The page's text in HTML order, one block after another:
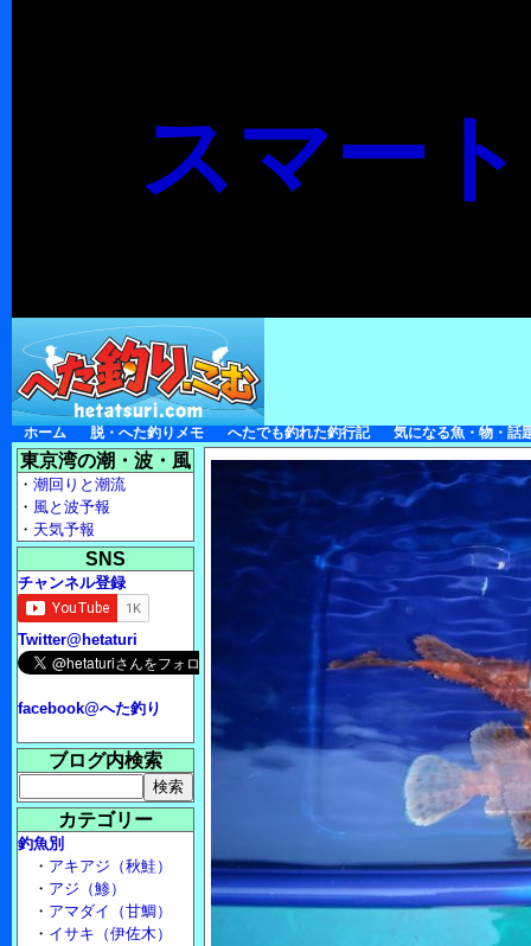
スマー
ホーム 脱・へた釣りメモ へたでも釣れた釣行記 気になる魚・物・話
東京湾の潮・波・風
・ 潮回りと潮流
・ 風と波予報
・ 天気予報
SNS
チャンネル登録
Twitter@hetaturi
facebook@へた釣り
ブログ内検索
カテゴリー
釣魚別
・ アキアジ（秋鮭）
・ アジ（鯵）
・ アマダイ（甘鯛）
・ イサキ（伊佐木）